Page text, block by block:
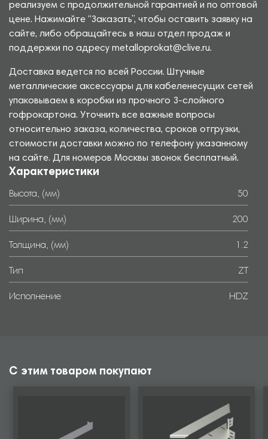
реализуем с продолжительной гарантией и по оптовой
цене. Нажимайте “Заказать”, чтобы оставить заявку на
сайте, либо обращайтесь в наш отдел продаж и
поддержки по адресу metalloprokat@clive.ru.
Доставка ведется по всей России. Штучные
металлические аксессуары для кабеленесущих сетей
упаковываем в коробки из прочного 3-слойного
гофрокартона. Уточнить все важные вопросы
относительно заказа, количества, сроков отгрузки,
стоимости доставки можно по телефону указанному
на сайте. Для номеров Москвы звонок бесплатный.
Характеристики
Высота, (мм) 50
Ширина, (мм) 200
Толщина, (мм) 1.2
Тип ZT
Исполнение HDZ
С этим товаром покупают